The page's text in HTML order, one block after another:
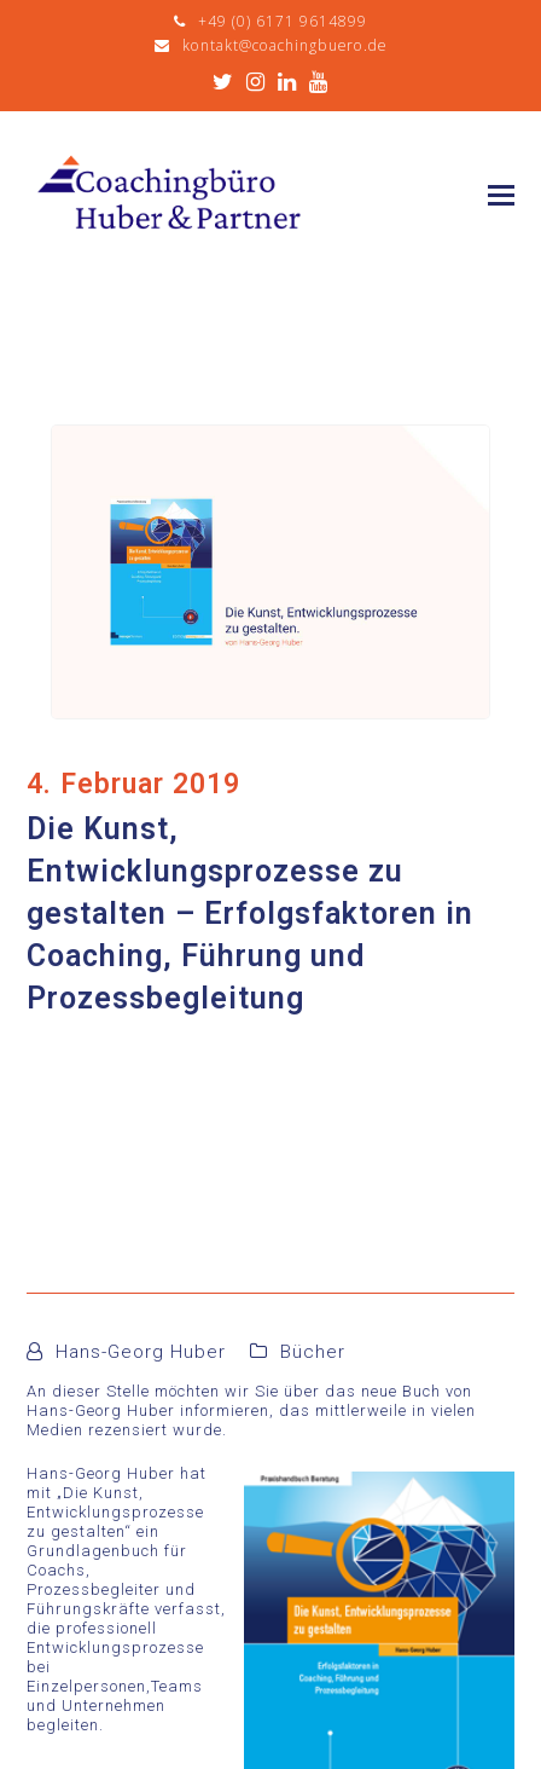
+49 (0) 6171 9614899
kontakt@coachingbuero.de
Twitter
Instagram
LinkedIn
4. Februar 2019
Die Kunst,
Entwicklungsprozesse zu
gestalten – Erfolgsfaktoren in
Coaching, Führung und
Prozessbegleitung
Hans-Georg Huber Bücher
An dieser Stelle möchten wir Sie über das neue Buch von
Hans-Georg Huber informieren, das mittlerweile in vielen
Medien rezensiert wurde.
Hans-Georg Huber hat
mit „Die Kunst,
Entwicklungsprozesse
zu gestalten“ ein
Grundlagenbuch für
Coachs,
Prozessbegleiter und
Führungskräfte verfasst,
die professionell
Entwicklungsprozesse
bei
Einzelpersonen,Teams
und Unternehmen
begleiten.